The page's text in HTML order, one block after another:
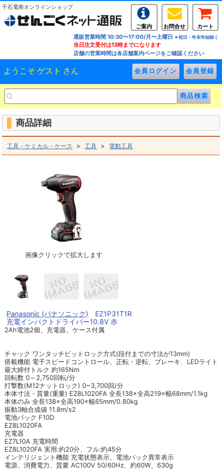
千石電商オンラインショップ
ご案内 お問合せ
カート
通販営業時間 10:30〜17:00/月〜土曜日 ※祝日・年末年始除く
当日注文受付は13時までになります
店舗の営業時間は各店舗案内ページをご確認ください
ようこそ ゲスト さん
商品詳細
工具・ケミカル・ケース > 工具 > 電動工具
画像クリックで拡大します
Panasonic (パナソニック) EZ1P31T1R
充電インパクトドライバー10.8V 赤
2Ah電池2個、充電器、ケース付属
チャック ワンタッチビットロック方式(段付までの寸法が13mm)
搭載機能 電子スピードコントロール、正転・逆転、ブレーキ、LEDライト
最大締付トルク 約165Nm
回転数 0～2,750回転/分
打撃数(M12ナットロック) 0~3,700回/分
本体寸法・質量(重量) EZ8L1020FA 全長138×全高219×幅68mm/1.1kg
本体のみ 全長138×全高190×幅65mm/0.80kg
振動3軸合成値 11.8m/s2
電池パック F10D
EZ8L1020FA
充電器
EZ7L10A 充電時間
EZ8L1020FA 実用:約20分、フル:約45分
インテリジェント機能 充電状態表示、電池パック異常表示
電源、消費電力、質量 AC100V 50/60Hz、約60W、630g